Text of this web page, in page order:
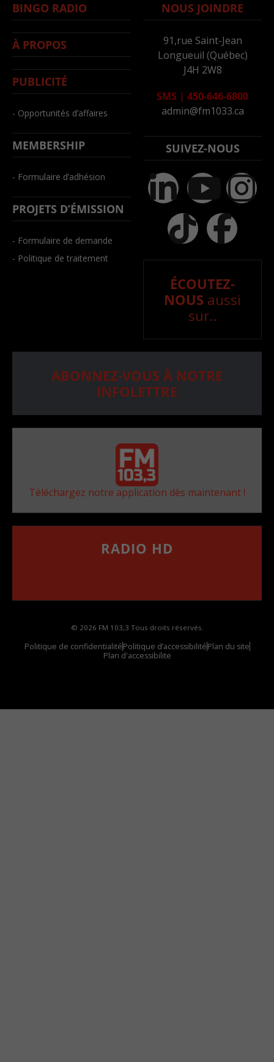
BINGO RADIO
À PROPOS
PUBLICITÉ
- Opportunités d’affaires
MEMBERSHIP
- Formulaire d’adhésion
PROJETS D’ÉMISSION
- Formulaire de demande
- Politique de traitement
NOUS JOINDRE
91,rue Saint-Jean
Longueuil (Québec)
J4H 2W8
SMS | 450-646-6800
admin@fm1033.ca
SUIVEZ-NOUS
ÉCOUTEZ-
NOUS aussi
sur..
ABONNEZ-VOUS À NOTRE
INFOLETTRE
Téléchargez notre application dès maintenant !
RADIO HD
© 2026 FM 103,3 Tous droits réservés.
Politique de confidentialitéPolitique d’accessibilitéPlan du site
Plan d'accessibilite